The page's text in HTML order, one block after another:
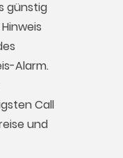
günstig
Alarm.
Call
und